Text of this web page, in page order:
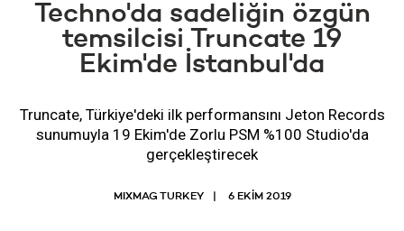
Techno'da sadeliğin özgün
temsilcisi Truncate 19
Ekim'de İstanbul'da
Truncate, Türkiye'deki ilk performansını Jeton Records
sunumuyla 19 Ekim'de Zorlu PSM %100 Studio'da
gerçekleştirecek
MIXMAG TURKEY 6 EKIM 2019